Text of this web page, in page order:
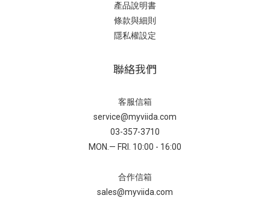
產品說明書
條款與細則
隱私權設定
聯絡我們
客服信箱
service@myviida.com
03-357-3710
MON.— FRI. 10:00 - 16:00
合作信箱
sales@myviida.com